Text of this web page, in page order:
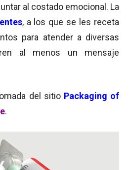
al costado emocional. La
, a los que se les receta
para atender a diversas
al menos un mensaje
del sitio Packaging of
.